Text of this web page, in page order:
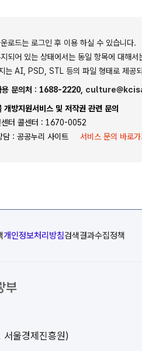
로드는 로그인 후 이용 하실 수 있습니다.
되어 있는 상태에서는 동일 항목에 대해
는 AI, PSD, STL 등의 파일 형태로 제공되
용 문의처 : 1688-2220,
개방지원서비스 및 저작권 관련 문의
센터 콜센터 : 1670-0052
담 : 공공누리 사이트
서비스 문의 바로가
개인정보처리방침검색결과수집정책
울경제진흥원)